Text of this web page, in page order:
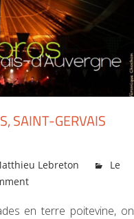
SAINT-GERVAIS
Lebreton
Le
en terre poitevine, on